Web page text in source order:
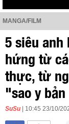
MANGA/FILM
5 siêu
hứng từ
thực, từ
"sao y
SuSu | 10:45 23/10/